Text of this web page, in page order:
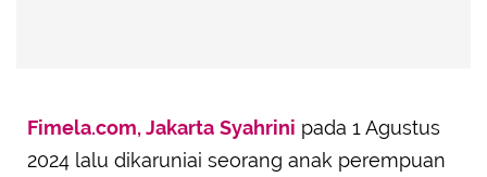
Fimela.com, Jakarta Syahrini pada 1 Agustus
2024 lalu dikaruniai seorang anak perempuan